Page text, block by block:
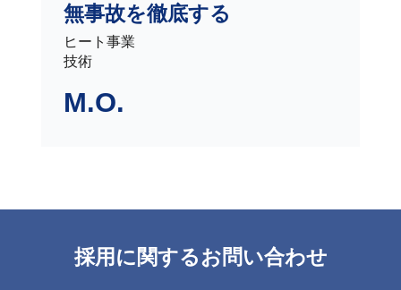
無事故を徹底する
ヒート事業
技術
M.O.
採用に関するお問い合わせ